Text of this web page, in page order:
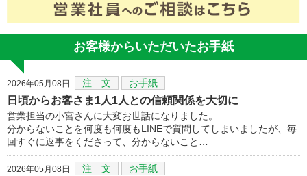
お客様からいただいたお手紙
2026年05月08日 注 文 お手紙
日頃からお客さま1人1人との信頼関係を大切に
営業担当の小宮さんに大変お世話になりました。
分からないことを何度も何度もLINEで質問してしまいましたが、毎
回すぐに返事をくださって、分からないこと…
2026年05月08日 注 文 お手紙